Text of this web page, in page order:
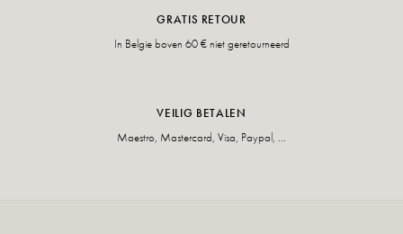
GRATIS RETOUR
In Belgie boven 60 € niet geretourneerd
VEILIG BETALEN
Maestro, Mastercard, Visa, Paypal, ...